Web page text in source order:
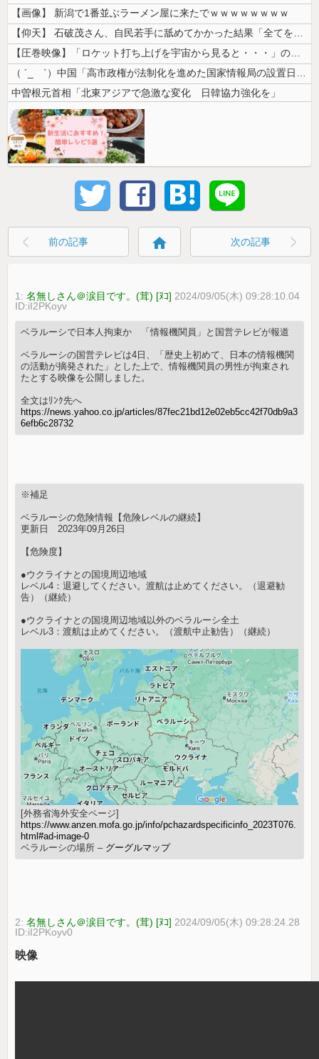
【画像】 新潟で1番並ぶラーメン屋に来たでｗｗｗｗｗｗｗｗ
【仰天】 石破茂さん、自民若手に舐めてかかった結果「全てを失うｗｗｗｗ...
【圧巻映像】「ロケット打ち上げを宇宙から見ると・・・」の動画が衝撃的
（ ´_ゝ`）中国「高市政権が法制化を進めた国家情報局の設置日が7月3...
中曽根元首相「北東アジアで急激な変化 日韓協力強化を」
前の記事 home 次の記事
1:名無しさん＠涙目です。(茸) [ﾇｺ] 2024/09/05(木) 09:28:10.04
ID:iI2PKoyv
ベラルーシで日本人拘束か 「情報機関員」と国営テレビが報道
ベラルーシの国営テレビは4日、「歴史上初めて、日本の情報機関
の活動が摘発された」とした上で、情報機関員の男性が拘束され
たとする映像を公開しました。
全文はﾘﾝｸ先へ
https://news.yahoo.co.jp/articles/87fec21bd12e02eb5cc42f70db9a3
6efb6c28732
※補足
ベラルーシの危険情報【危険レベルの継続】
更新日 2023年09月26日
【危険度】
●ウクライナとの国境周辺地域
レベル4：退避してください。渡航は止めてください。（退避勧
告）（継続）
●ウクライナとの国境周辺地域以外のベラルーシ全土
レベル3：渡航は止めてください。（渡航中止勧告）（継続）
[外務省海外安全ページ]
https://www.anzen.mofa.go.jp/info/pchazardspecificinfo_2023T076.
html#ad-image-0
ベラルーシの場所 –グーグルマップ
2:名無しさん＠涙目です。(茸) [ﾇｺ] 2024/09/05(木) 09:28:24.28
ID:iI2PKoyv0
映像